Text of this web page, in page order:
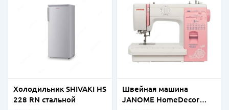
Холодильник SHIVAKI HS
228 RN стальной
Швейная машина
JANOME HomeDecor